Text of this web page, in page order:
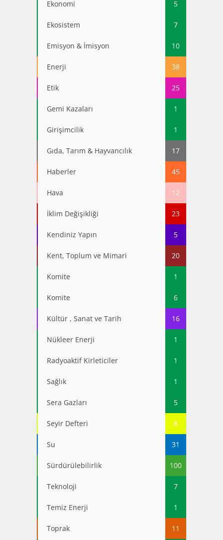
Ekonomi 5
Ekosistem 7
Emisyon & İmisyon 10
Enerji 38
Etik 25
Gemi Kazaları 1
Girişimcilik 1
Gıda, Tarım & Hayvancılık 17
Haberler 45
Hava 12
İklim Değişikliği 23
Kendiniz Yapın 5
Kent, Toplum ve Mimari 20
Komite 1
Komite 6
Kültür , Sanat ve Tarih 16
Nükleer Enerji 1
Radyoaktif Kirleticiler 1
Sağlık 1
Sera Gazları 5
Seyir Defteri 8
Su 31
Sürdürülebilirlik 100
Teknoloji 7
Temiz Enerji 1
Toprak 11